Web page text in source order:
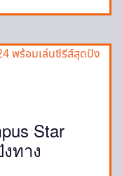
Star
ทาง